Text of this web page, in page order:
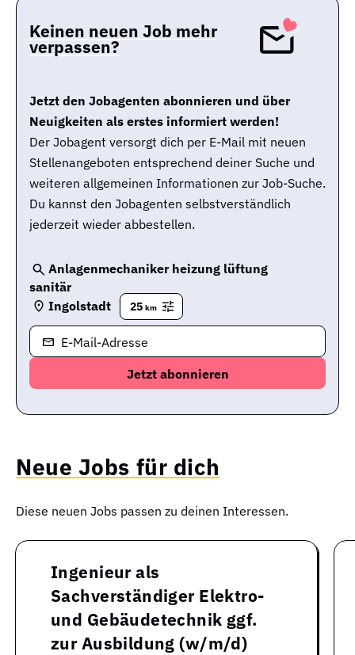
Keinen neuen Job mehr
verpassen?
Jetzt den Jobagenten abonnieren und über
Neuigkeiten als erstes informiert werden!
Der Jobagent versorgt dich per E-Mail mit neuen
Stellenangeboten entsprechend deiner Suche und
weiteren allgemeinen Informationen zur Job-Suche.
Du kannst den Jobagenten selbstverständlich
jederzeit wieder abbestellen.
Anlagenmechaniker heizung lüftung
sanitär
Ingolstadt
25 km
E-Mail-Adresse
Neue Jobs für dich
Diese neuen Jobs passen zu deinen Interessen.
Ingenieur als
Sachverständiger Elektro-
und Gebäudetechnik ggf.
zur Ausbildung (w/m/d)